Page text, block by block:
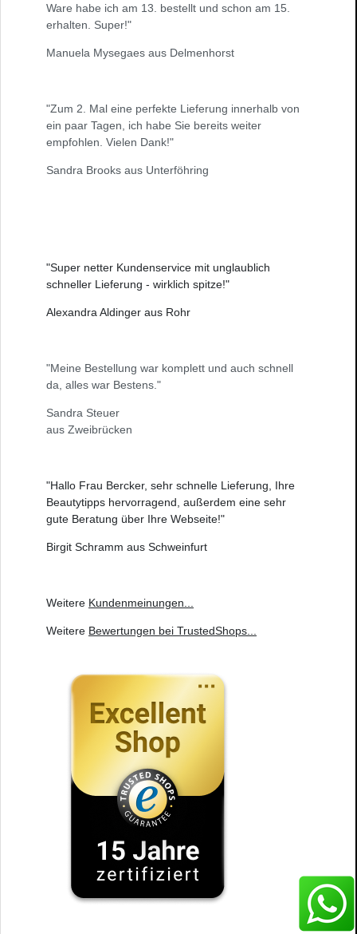
Ware habe ich am 13. bestellt und schon am 15.
erhalten. Super!"
Manuela Mysegaes aus Delmenhorst
"Zum 2. Mal eine perfekte Lieferung innerhalb von
ein paar Tagen, ich habe Sie bereits weiter
empfohlen. Vielen Dank!"
Sandra Brooks aus Unterföhring
"Super netter Kundenservice mit unglaublich
schneller Lieferung - wirklich spitze!"
Alexandra Aldinger aus Rohr
"Meine Bestellung war komplett und auch schnell
da, alles war Bestens."
Sandra Steuer
aus Zweibrücken
"Hallo Frau Bercker, sehr schnelle Lieferung, Ihre
Beautytipps hervorragend, außerdem eine sehr
gute Beratung über Ihre Webseite!"
Birgit Schramm aus Schweinfurt
Weitere Kundenmeinungen...
Weitere Bewertungen bei TrustedShops...